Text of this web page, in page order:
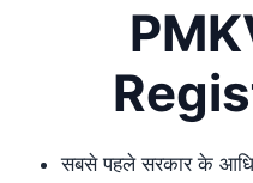
सबसे पहले सरकार के